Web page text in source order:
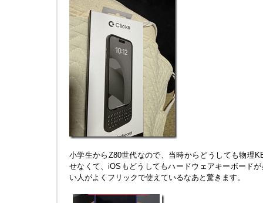
小学生からZ80世代なので、当時からどうしても物理
せなくて、iOSもどうしてもハードウェアキーボード
い人がよくフリックで使えているなあと驚きます。